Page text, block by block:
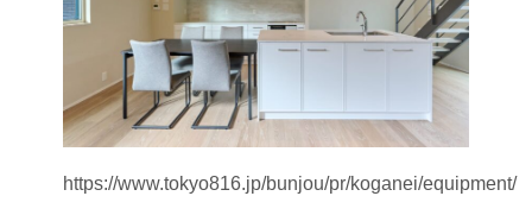
https://www.tokyo816.jp/bunjou/pr/koganei/equipment/